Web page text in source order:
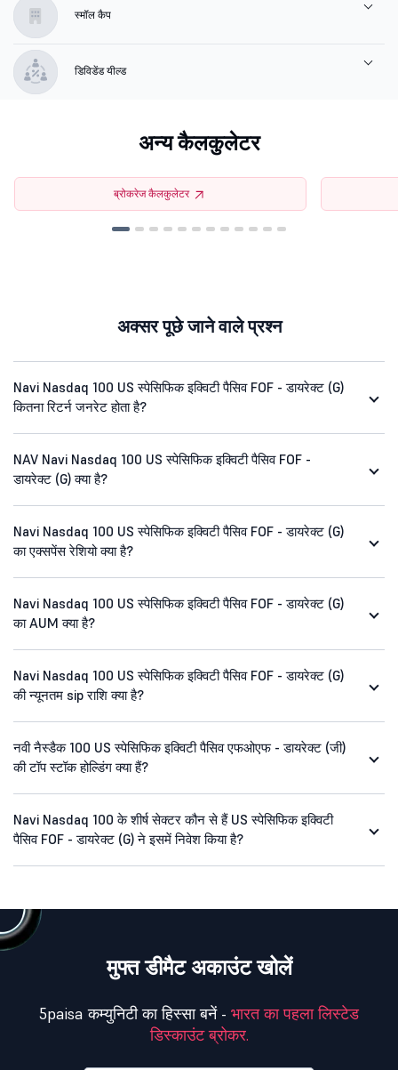
स्मॉल कैप
डिविडेंड यील्ड
अन्य कैलकुलेटर
ब्रोकरेज कैलकुलेटर
अक्सर पूछे जाने वाले प्रश्न
Navi Nasdaq 100 US स्पेसिफिक इक्विटी पैसिव FOF - डायरेक्ट (G)
कितना रिटर्न जनरेट होता है?
NAV Navi Nasdaq 100 US स्पेसिफिक इक्विटी पैसिव FOF -
डायरेक्ट (G) क्या है?
Navi Nasdaq 100 US स्पेसिफिक इक्विटी पैसिव FOF - डायरेक्ट (G)
का एक्सपेंस रेशियो क्या है?
Navi Nasdaq 100 US स्पेसिफिक इक्विटी पैसिव FOF - डायरेक्ट (G)
का AUM क्या है?
Navi Nasdaq 100 US स्पेसिफिक इक्विटी पैसिव FOF - डायरेक्ट (G)
की न्यूनतम sip राशि क्या है?
नवी नैस्डैक 100 US स्पेसिफिक इक्विटी पैसिव एफओएफ - डायरेक्ट (जी)
की टॉप स्टॉक होल्डिंग क्या हैं?
Navi Nasdaq 100 के शीर्ष सेक्टर कौन से हैं US स्पेसिफिक इक्विटी
पैसिव FOF - डायरेक्ट (G) ने इसमें निवेश किया है?
मुफ्त डीमैट अकाउंट खोलें
5paisa कम्युनिटी का हिस्सा बनें - भारत का पहला लिस्टेड
डिस्काउंट ब्रोकर.